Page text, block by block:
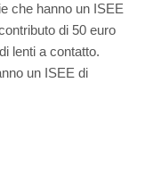
che hanno un ISEE
di 50 euro
lenti a contatto.
un ISEE di